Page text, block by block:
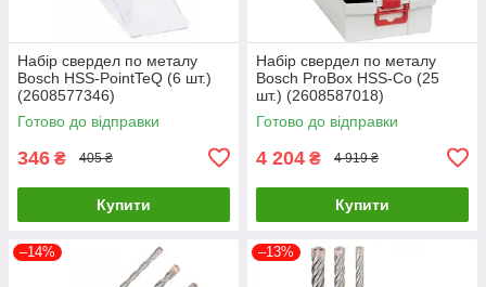
Набір свердел по металу
Bosch HSS-PointTeQ (6 шт.)
(2608577346)
Готово до відправки
346 ₴ 405 ₴
Купити
Набір свердел по металу
Bosch ProBox HSS-Co (25
шт.) (2608587018)
Готово до відправки
4 204 ₴ 4 919 ₴
Купити
–14% –13%